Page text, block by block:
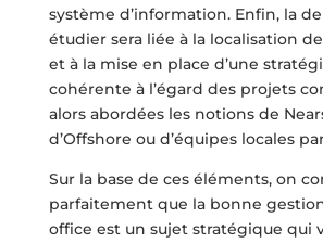
système d’information. Enfin, la
étudier sera liée à la localisation
et à la mise en place d’une
cohérente à l’égard des projets
alors abordées les notions de
d’Offshore ou d’équipes locales
Sur la base de ces éléments, on
parfaitement que la bonne
office est un sujet stratégique qui